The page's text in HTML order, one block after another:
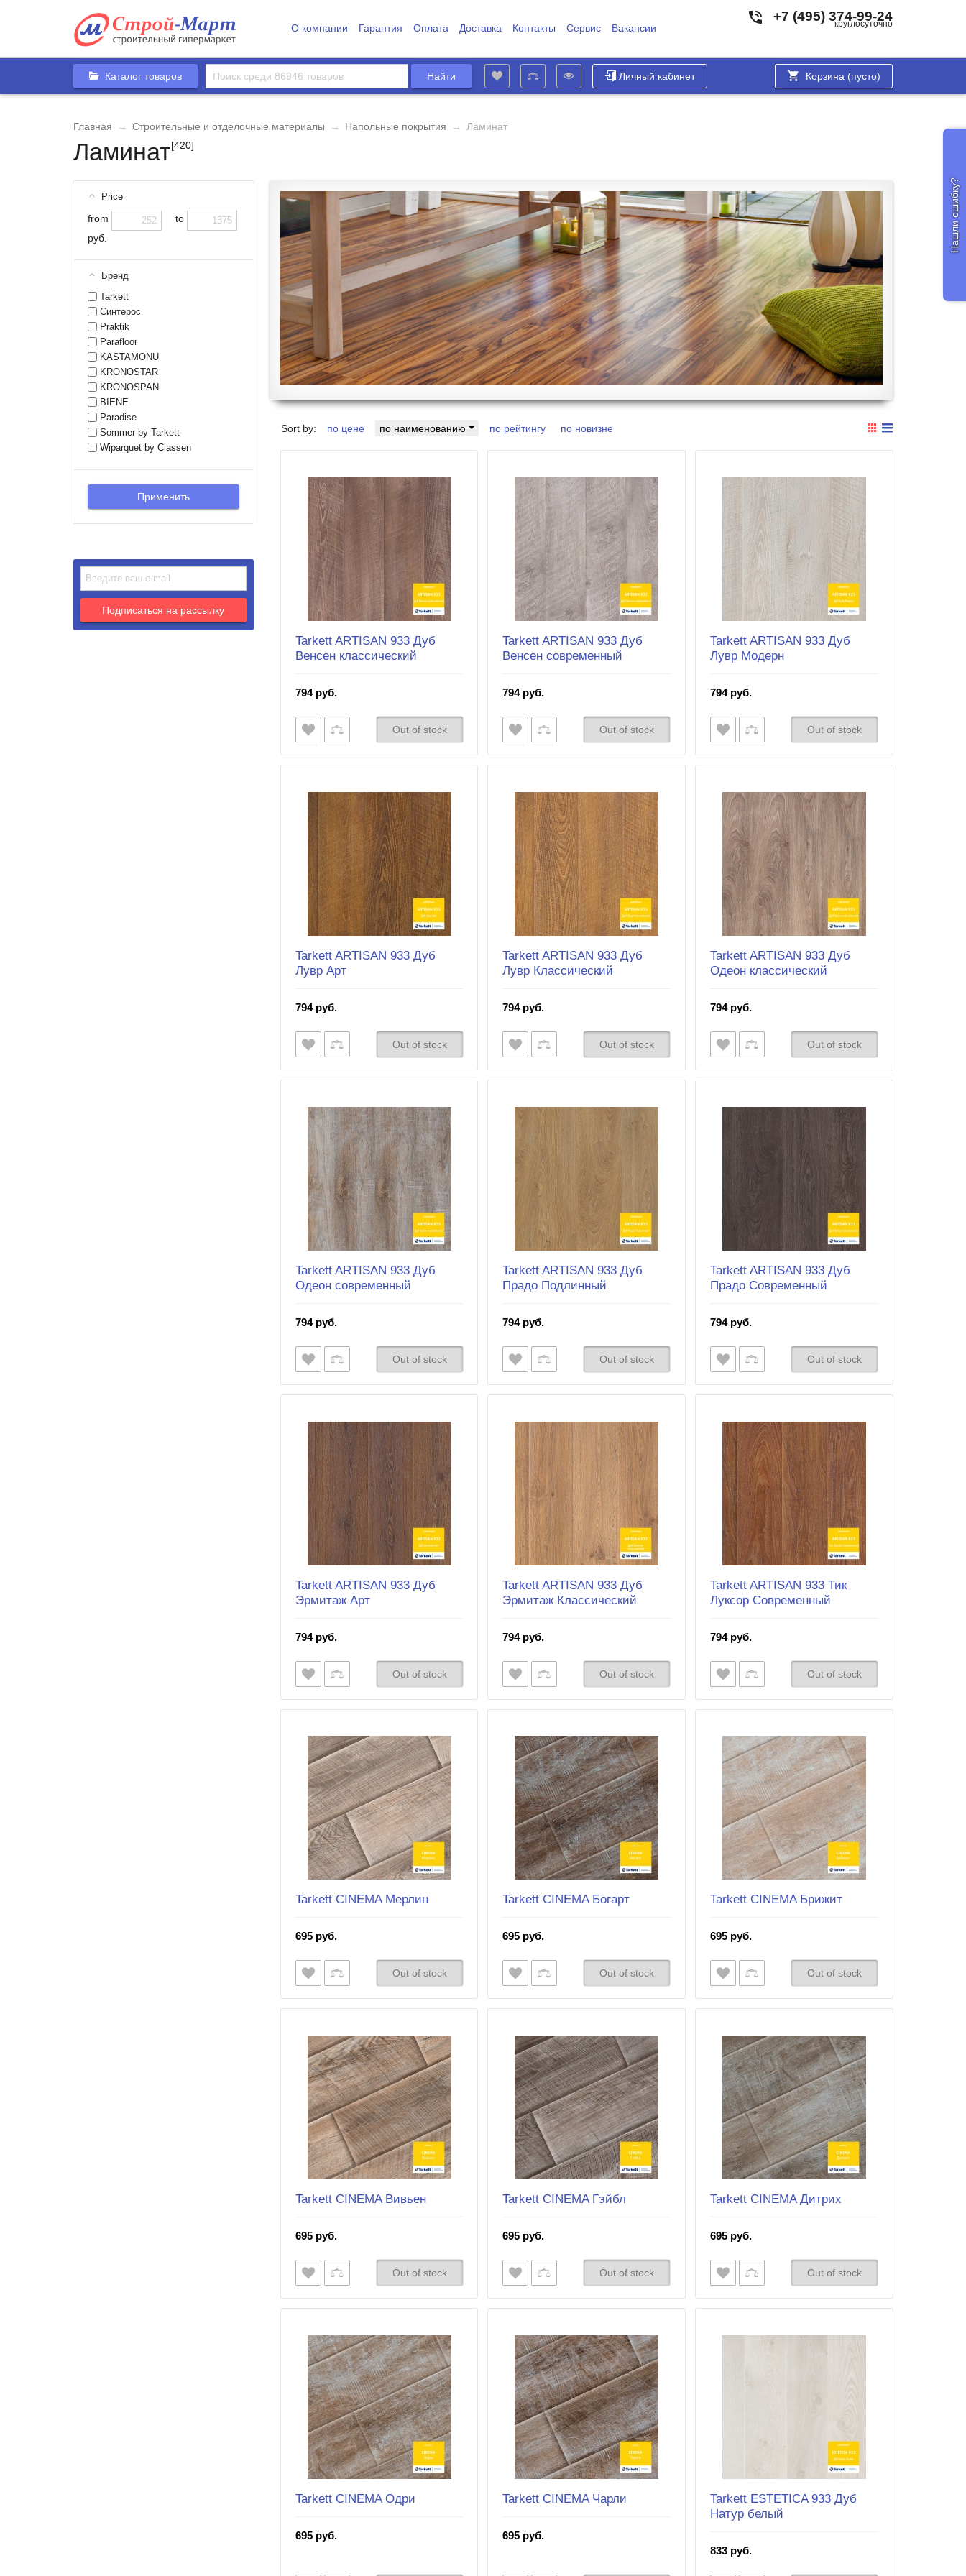
О компании Гарантия Оплата Доставка Контакты Сервис Вакансии
+7 (495) 374-99-24
круглосуточно
Каталог товаров Личный кабинет Корзина (пусто)
Главная → Строительные и отделочные материалы → Напольные покрытия → Ламинат
Ламинат[420]
Price
from
to
руб.
Бренд
Tarkett
Синтерос
Praktik
Parafloor
KASTAMONU
KRONOSTAR
KRONOSPAN
BIENE
Paradise
Sommer by Tarkett
Wiparquet by Classen
Sort by: по цене по наименованию по рейтингу по новизне
Tarkett ARTISAN 933 Дуб
Венсен классический
794 руб.
Out of stock
Tarkett ARTISAN 933 Дуб
Венсен современный
794 руб.
Out of stock
Tarkett ARTISAN 933 Дуб
Лувр Mодерн
794 руб.
Out of stock
Tarkett ARTISAN 933 Дуб
Лувр Арт
794 руб.
Out of stock
Tarkett ARTISAN 933 Дуб
Лувр Классический
794 руб.
Out of stock
Tarkett ARTISAN 933 Дуб
Одеон классический
794 руб.
Out of stock
Tarkett ARTISAN 933 Дуб
Одеон современный
794 руб.
Out of stock
Tarkett ARTISAN 933 Дуб
Прадо Подлинный
794 руб.
Out of stock
Tarkett ARTISAN 933 Дуб
Прадо Современный
794 руб.
Out of stock
Tarkett ARTISAN 933 Дуб
Эрмитаж Арт
794 руб.
Out of stock
Tarkett ARTISAN 933 Дуб
Эрмитаж Классический
794 руб.
Out of stock
Tarkett ARTISAN 933 Тик
Луксор Современный
794 руб.
Out of stock
Tarkett CINEMA Mерлин
695 руб.
Out of stock
Tarkett CINEMA Богарт
695 руб.
Out of stock
Tarkett CINEMA Брижит
695 руб.
Out of stock
Tarkett CINEMA Вивьен
695 руб.
Out of stock
Tarkett CINEMA Гэйбл
695 руб.
Out of stock
Tarkett CINEMA Дитрих
695 руб.
Out of stock
Tarkett CINEMA Одри
695 руб.
Tarkett CINEMA Чарли
695 руб.
Tarkett ESTETICA 933 Дуб
Натур белый
833 руб.
Нашли ошибку?